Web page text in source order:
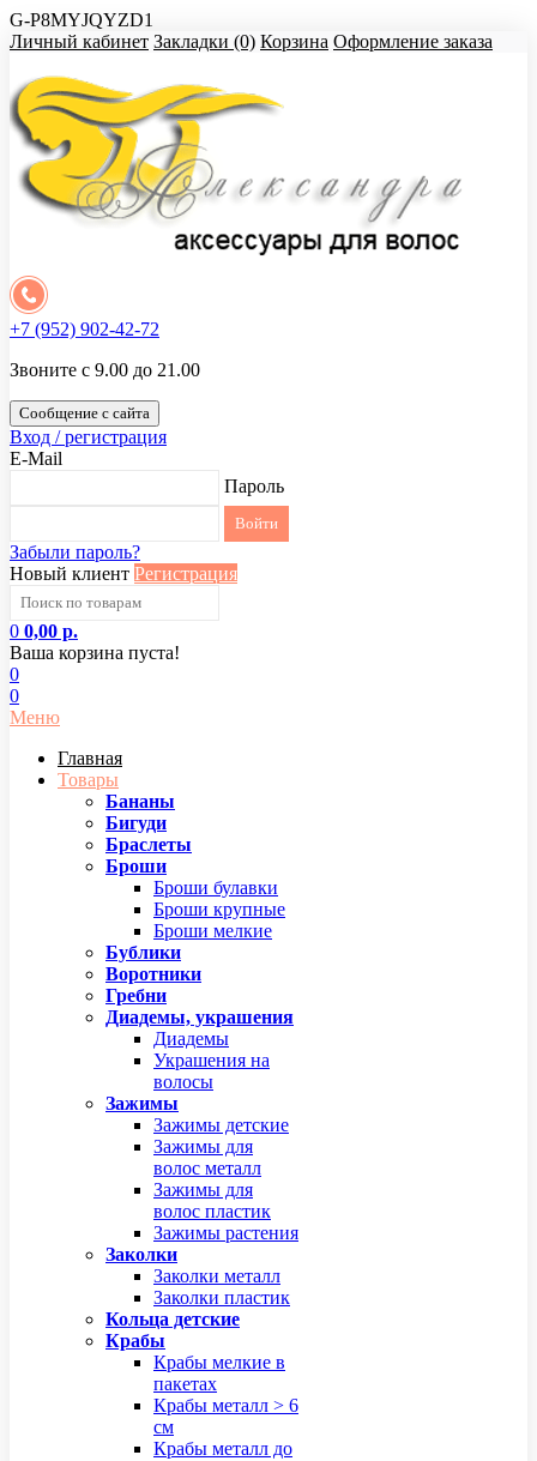
G-P8MYJQYZD1
Личный кабинет Закладки (0) Корзина Оформление заказа
+7 (952) 902-42-72
Звоните с 9.00 до 21.00
Сообщение с сайта
Вход / регистрация
E-Mail
Пароль
Забыли пароль?
Новый клиент Регистрация
0 0,00 р.
Ваша корзина пуста!
0
0
Меню
Главная
Товары
Бананы
Бигуди
Браслеты
Броши
Броши булавки
Броши крупные
Броши мелкие
Бублики
Воротники
Гребни
Диадемы, украшения
Диадемы
Украшения на
волосы
Зажимы
Зажимы детские
Зажимы для
волос металл
Зажимы для
волос пластик
Зажимы растения
Заколки
Заколки металл
Заколки пластик
Кольца детские
Крабы
Крабы мелкие в
пакетах
Крабы металл > 6
см
Крабы металл до